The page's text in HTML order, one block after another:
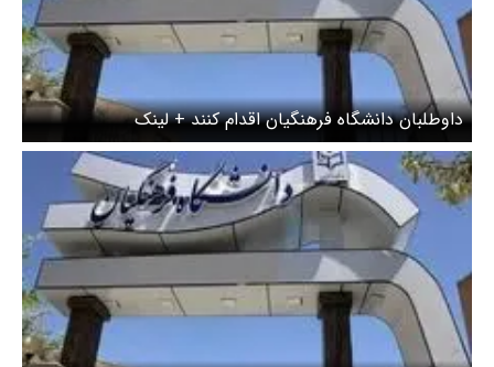
داوطلبان دانشگاه فرهنگیان اقدام کنند + لینک